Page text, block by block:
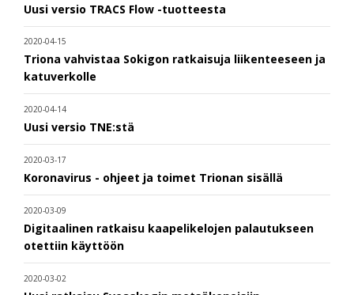
Uusi versio TRACS Flow -tuotteesta
2020-04-15
Triona vahvistaa Sokigon ratkaisuja liikenteeseen ja
katuverkolle
2020-04-14
Uusi versio TNE:stä
2020-03-17
Koronavirus - ohjeet ja toimet Trionan sisällä
2020-03-09
Digitaalinen ratkaisu kaapelikelojen palautukseen
otettiin käyttöön
2020-03-02